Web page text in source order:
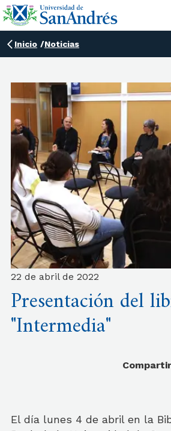
Inicio /Noticias
22 de abril de 2022
Presentación del
"Intermedia"
Compartir
El día lunes 4 de abril en la